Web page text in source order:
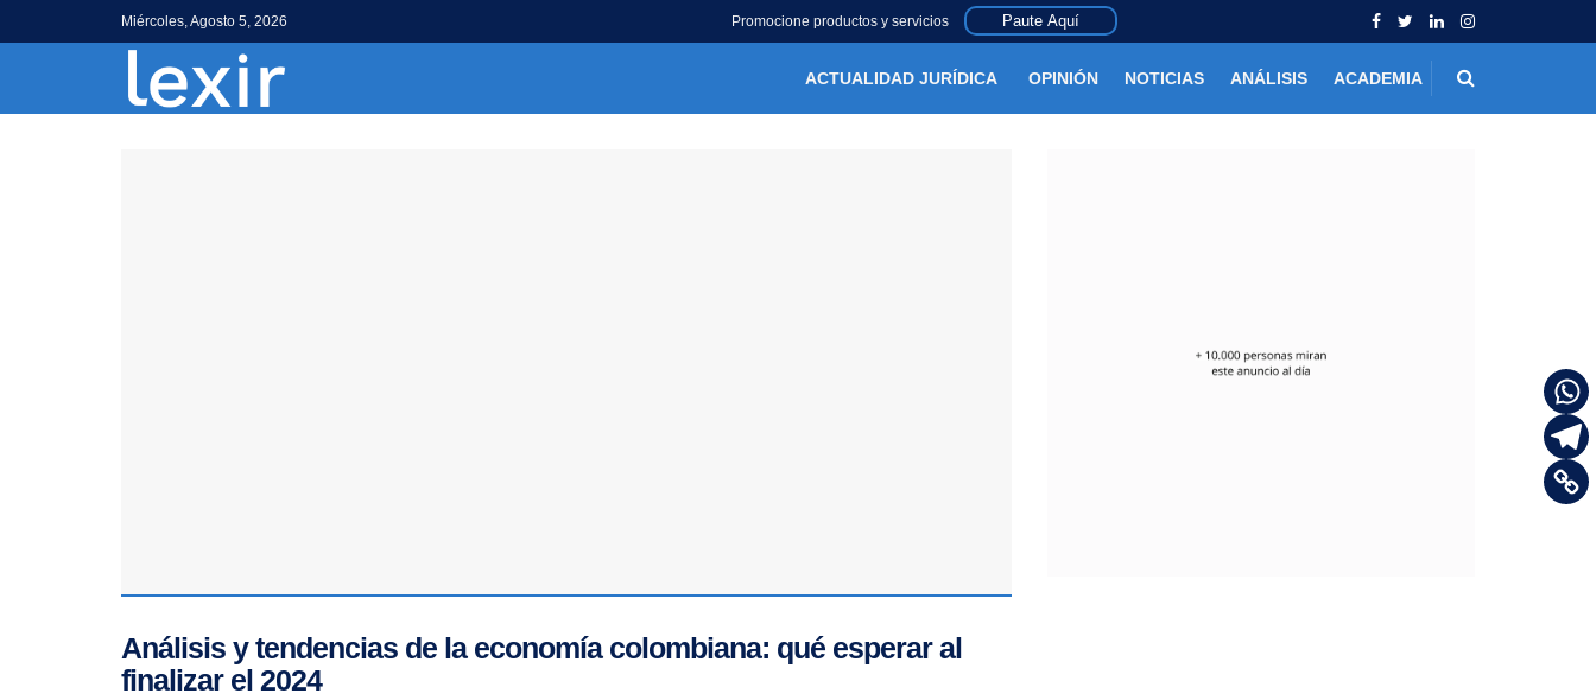
Miércoles, Agosto 5, 2026 Promocione productos y servicios Paute Aquí
ACTUALIDAD JURÍDICA OPINIÓN NOTICIAS ANÁLISIS ACADEMIA
Análisis y tendencias de la economía colombiana: qué esperar al
finalizar el 2024